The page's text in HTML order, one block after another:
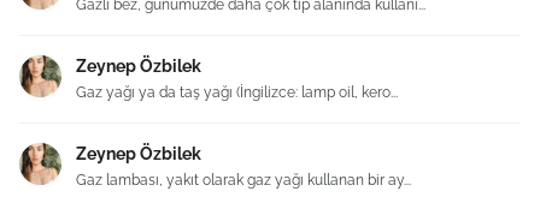
Gazlı bez, günümüzde daha çok tıp alanında kullanı...
Zeynep Özbilek
Gaz yağı ya da taş yağı (İngilizce: lamp oil, kero...
Zeynep Özbilek
Gaz lambası, yakıt olarak gaz yağı kullanan bir ay...